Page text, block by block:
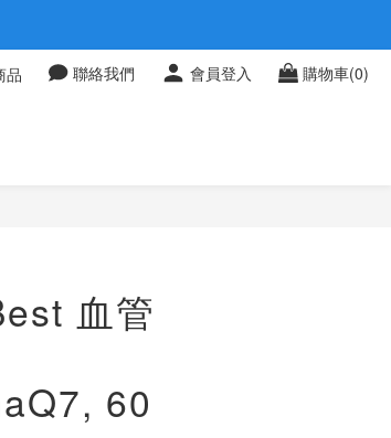
品 聯絡我們 會員登入 購物車(0)
血管
60